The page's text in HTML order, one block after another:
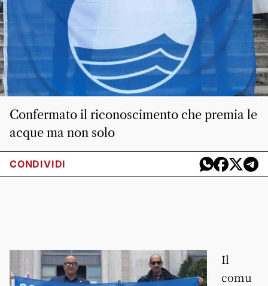
Confermato il riconoscimento che premia le
acque ma non solo
CONDIVIDI
Il
comu